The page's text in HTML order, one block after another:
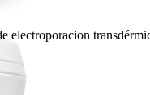
electroporacion